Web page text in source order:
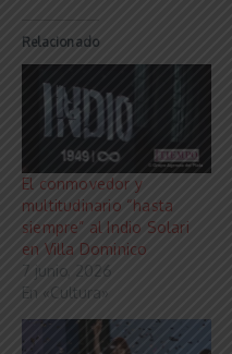
Relacionado
El conmovedor y
multitudinario “hasta
siempre” al Indio Solari
en Villa Dominico
7 junio, 2026
En «Cultura»